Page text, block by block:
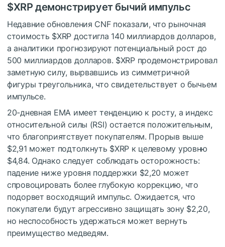
$XRP демонстрирует бычий импульс
Недавние обновления CNF показали, что рыночная
стоимость $XRP достигла 140 миллиардов долларов,
а аналитики прогнозируют потенциальный рост до
500 миллиардов долларов. $XRPпродемонстрировал
заметную силу, вырвавшись из симметричной
фигуры треугольника, что свидетельствует о бычьем
импульсе.
20-дневная EMA имеет тенденцию к росту, а индекс
относительной силы (RSI) остается положительным,
что благоприятствует покупателям. Прорыв выше
$2,91 может подтолкнуть $XRP к целевому уровню
$4,84. Однако следует соблюдать осторожность:
падение ниже уровня поддержки $2,20 может
спровоцировать более глубокую коррекцию, что
подорвет восходящий импульс. Ожидается, что
покупатели будут агрессивно защищать зону $2,20,
но неспособность удержаться может вернуть
преимущество медведям.